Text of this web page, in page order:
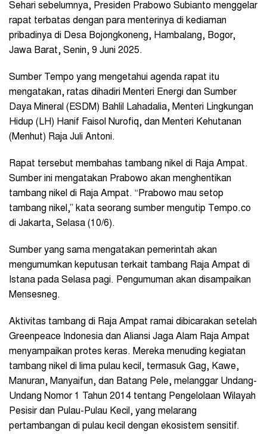
Sehari sebelumnya, Presiden Prabowo Subianto menggelar
rapat terbatas dengan para menterinya di kediaman
pribadinya di Desa Bojongkoneng, Hambalang, Bogor,
Jawa Barat, Senin, 9 Juni 2025.
Sumber Tempo yang mengetahui agenda rapat itu
mengatakan, ratas dihadiri Menteri Energi dan Sumber
Daya Mineral (ESDM) Bahlil Lahadalia, Menteri Lingkungan
Hidup (LH) Hanif Faisol Nurofiq, dan Menteri Kehutanan
(Menhut) Raja Juli Antoni.
Rapat tersebut membahas tambang nikel di Raja Ampat.
Sumber ini mengatakan Prabowo akan menghentikan
tambang nikel di Raja Ampat. “Prabowo mau setop
tambang nikel,” kata seorang sumber mengutip Tempo.co
di Jakarta, Selasa (10/6).
Sumber yang sama mengatakan pemerintah akan
mengumumkan keputusan terkait tambang Raja Ampat di
Istana pada Selasa pagi. Pengumuman akan disampaikan
Mensesneg.
Aktivitas tambang di Raja Ampat ramai dibicarakan setelah
Greenpeace Indonesia dan Aliansi Jaga Alam Raja Ampat
menyampaikan protes keras. Mereka menuding kegiatan
tambang nikel di lima pulau kecil, termasuk Gag, Kawe,
Manuran, Manyaifun, dan Batang Pele, melanggar Undang-
Undang Nomor 1 Tahun 2014 tentang Pengelolaan Wilayah
Pesisir dan Pulau-Pulau Kecil, yang melarang
pertambangan di pulau kecil dengan ekosistem sensitif.